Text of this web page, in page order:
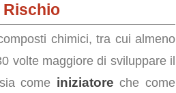
Rischio
chimici, tra cui almeno
volte maggiore di sviluppare il
come iniziatore che come